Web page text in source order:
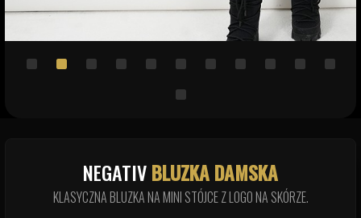
NEGATIVBLUZKA DAMSKA
KLASYCZNA BLUZKA NA MINI STÓJCE Z LOGO NA SKÓRZE.